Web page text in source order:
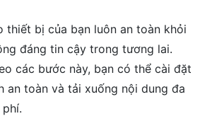
thiết bị của bạn luôn an toàn khỏi
đáng tin cậy trong tương lai.
các bước này, bạn có thể cài đặt
an toàn và tải xuống nội dung đa